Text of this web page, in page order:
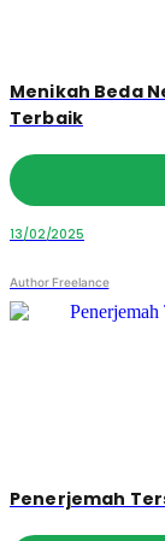
Menikah Beda
Terbaik
13/02/2025
Author Freelance
Penerjemah